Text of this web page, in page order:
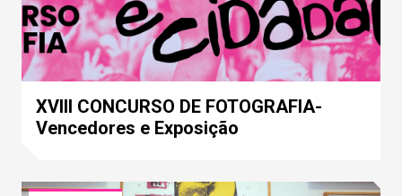
XVIII CONCURSO DE FOTOGRAFIA-
Vencedores e Exposição